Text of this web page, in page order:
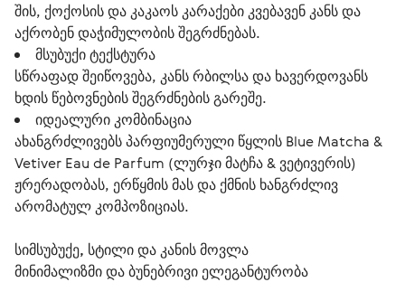
შის, ქოქოსის და კაკაოს კარაქები კვებავენ კანს და
აქრობენ დაჭიმულობის შეგრძნებას.
მსუბუქი ტექსტურა
სწრაფად შეიწოვება, კანს რბილსა და ხავერდოვანს
ხდის წებოვნების შეგრძნების გარეშე.
იდეალური კომბინაცია
ახანგრძლივებს პარფიუმერული წყლის Blue Matcha &
Vetiver Eau de Parfum (ლურჯი მატჩა & ვეტივერის)
ჟრერადობას, ერწყმის მას და ქმნის ხანგრძლივ
არომატულ კომპოზიციას.
სიმსუბუქე, სტილი და კანის მოვლა
მინიმალიზმი და ბუნებრივი ელეგანტურობა